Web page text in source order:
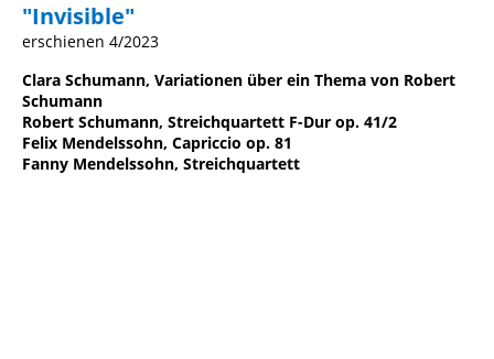
"Invisible"
erschienen 4/2023
Clara Schumann, Variationen über ein Thema von Robert
Schumann
Robert Schumann, Streichquartett F-Dur op. 41/2
Felix Mendelssohn, Capriccio op. 81
Fanny Mendelssohn, Streichquartett